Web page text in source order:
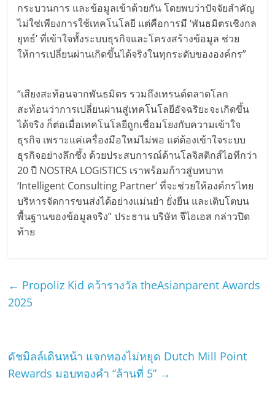
กระบวนการ และข้อมูลเข้าด้วยกัน โดยพบว่าปัจจัยสำคัญ
ไม่ใช่เพียงการใช้เทคโนโลยี แต่คือการมี ‘พันธมิตรเชิงกล
ยุทธ์’ ที่เข้าใจทั้งระบบธุรกิจและโครงสร้างข้อมูล ช่วย
ให้การเปลี่ยนผ่านเกิดขึ้นได้จริงในทุกระดับขององค์กร”
“เสียงสะท้อนจากพันธมิตร รวมถึงเทรนด์ตลาดโลก
สะท้อนว่าการเปลี่ยนผ่านสู่เทคโนโลยีอัจฉริยะจะเกิดขึ้น
ได้จริง ก็ต่อเมื่อเทคโนโลยีถูกเชื่อมโยงกับความเข้าใจ
ธุรกิจ เพราะแค่เครื่องมือใหม่ไม่พอ แต่ต้องเข้าใจระบบ
ธุรกิจอย่างลึกซึ้ง ด้วยประสบการณ์ด้านโลจิสติกส์ไอทีกว่า
20 ปี NOSTRA LOGISTICS เราพร้อมก้าวสู่บทบาท
‘Intelligent Consulting Partner’ ที่จะช่วยให้องค์กรไทย
บริหารจัดการขนส่งได้อย่างแม่นยำ ยั่งยืน และเติบโตบน
พื้นฐานของข้อมูลจริง” ประธาน บริษัท จีไอเอส กล่าวปิด
ท้าย
← Propoliz Kid คว้ารางวัล theAsianparent Awards
2025
ดัชมิลล์เดินหน้า แจกทองไม่หยุด Dutch Mill Point
Rewards มอบทองคำ “ล้านที่ 5” →